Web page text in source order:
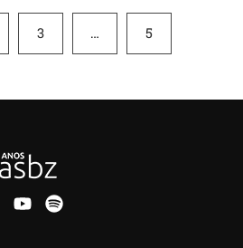
3 … 5